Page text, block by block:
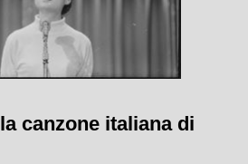
canzone italiana di